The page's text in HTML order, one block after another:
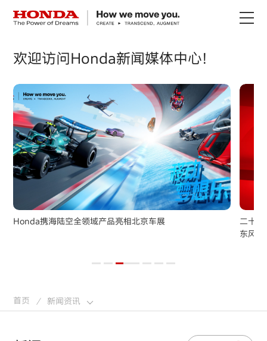
关于Honda
Honda纯电
全领域产品
技术创新
赛事运动
欢迎访问Honda新闻媒体中心!
Honda携海陆空全领域产品亮相北京车展
二十
东风
首页 / 新闻资讯